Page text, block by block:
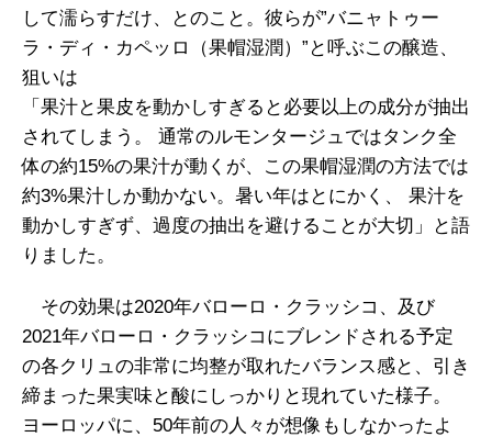
して濡らすだけ、とのこと。彼らが”バニャトゥー
ラ・ディ・カペッロ（果帽湿潤）”と呼ぶこの醸造、
狙いは
「果汁と果皮を動かしすぎると必要以上の成分が抽出
されてしまう。 通常のルモンタージュではタンク全
体の約15%の果汁が動くが、この果帽湿潤の方法では
約3%果汁しか動かない。暑い年はとにかく、 果汁を
動かしすぎず、過度の抽出を避けることが大切」と語
りました。
その効果は2020年バローロ・クラッシコ、及び
2021年バローロ・クラッシコにブレンドされる予定
の各クリュの非常に均整が取れたバランス感と、引き
締まった果実味と酸にしっかりと現れていた様子。
ヨーロッパに、50年前の人々が想像もしなかったよ